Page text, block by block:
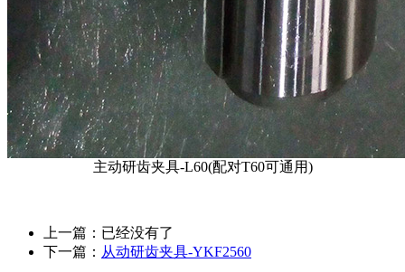
主动研齿夹具-L60(配对T60可通用)
上一篇：已经没有了
下一篇： 从动研齿夹具-YKF2560